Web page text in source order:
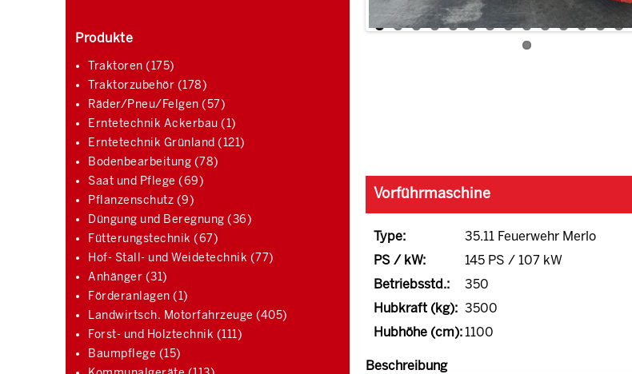
Produkte
Traktoren (175)
Traktorzubehör (178)
Räder/Pneu/Felgen (57)
Erntetechnik Ackerbau (1)
Erntetechnik Grünland (121)
Bodenbearbeitung (78)
Saat und Pflege (69)
Pflanzenschutz (9)
Düngung und Beregnung (36)
Fütterungstechnik (67)
Hof- Stall- und Weidetechnik (77)
Anhänger (31)
Förderanlagen (1)
Landwirtsch. Motorfahrzeuge (405)
Forst- und Holztechnik (111)
Baumpflege (15)
Vorführmaschine
Type:
35.11 Feuerwehr Merlo
PS / kW:
145 PS / 107 kW
Betriebsstd.:
350
Hubkraft (kg): 3500
Hubhöhe (cm): 1100
Beschreibung